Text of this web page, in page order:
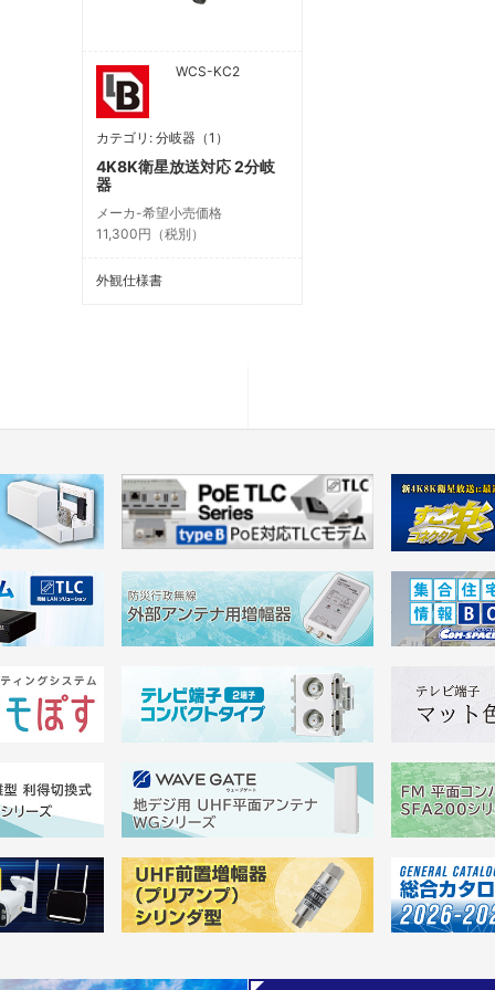
WCS-KC2
カテゴリ: 分岐器（1）
4K8K衛星放送対応 2分岐
器
メーカ-希望小売価格
11,300円（税別）
外観仕様書